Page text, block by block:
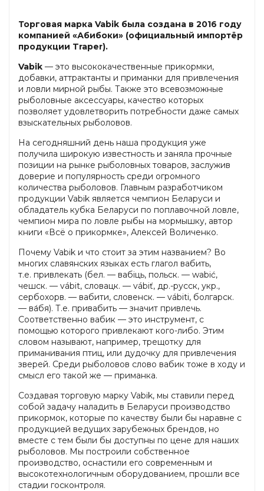
Торговая марка Vabik была создана в 2016 году
компанией «Абибоки» (официальный импортёр
продукции Traper).
Vabik — это высококачественные прикормки,
добавки, аттрактанты и приманки для привлечения
и ловли мирной рыбы. Также это всевозможные
рыболовные аксессуары, качество которых
позволяет удовлетворить потребности даже самых
взыскательных рыболовов.
На сегодняшний день наша продукция уже
получила широкую известность и заняла прочные
позиции на рынке рыболовных товаров, заслужив
доверие и популярность среди огромного
количества рыболовов. Главным разработчиком
продукции Vabik является чемпион Беларуси и
обладатель кубка Беларуси по поплавочной ловле,
чемпион мира по ловле рыбы на мормышку, автор
книги «Всё о прикормке», Алексей Воличенко.
Почему Vabik и что стоит за этим названием? Во
многих славянских языках есть глагол вабить,
т.е. привлекать (бел. — вабіць, польск. — wabić,
чешск. — vábit, словацк. — vábiť, др.-русск, укр.,
сербохорв. — вабити, словенск. — vábiti, болгарск.
— ва́бя). Т.е. привабить — значит привлечь.
Соответственно вабик — это инструмент, с
помощью которого привлекают кого-либо. Этим
словом называют, например, трещотку для
приманивания птиц, или дудочку для привлечения
зверей. Среди рыболовов слово вабик тоже в ходу и
смысл его такой же — приманка.
Создавая торговую марку Vabik, мы ставили перед
собой задачу наладить в Беларуси производство
прикормок, которые по качеству были бы наравне с
продукцией ведущих зарубежных брендов, но
вместе с тем были бы доступны по цене для наших
рыболовов. Мы построили собственное
производство, оснастили его современным и
высокотехнологичным оборудованием, прошли все
стадии госконтроля.